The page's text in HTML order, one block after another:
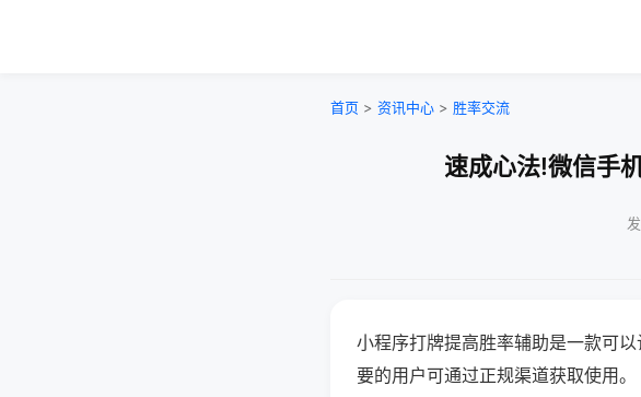
首页 > 资讯中心 > 胜率交流
速成心法!微信手
小程序打牌提高胜率辅助是一款可
要的用户可通过正规渠道获取使用。